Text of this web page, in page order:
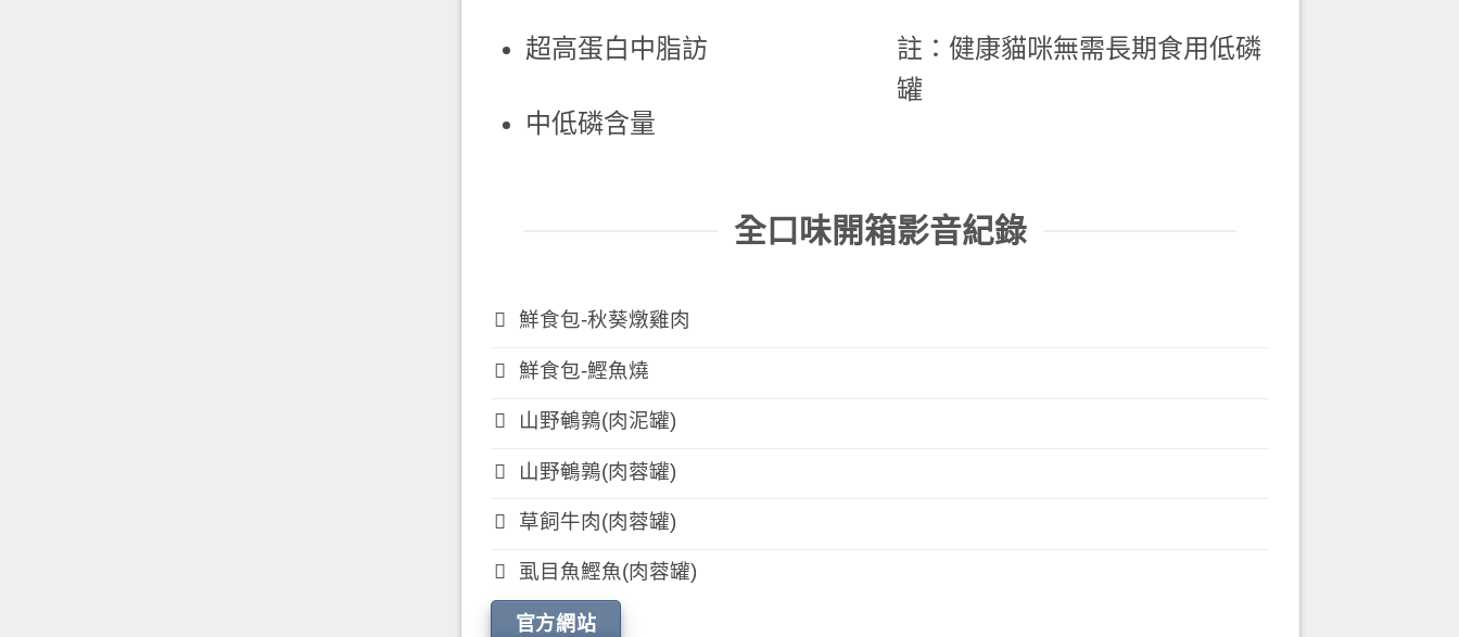
超高蛋白中脂訪
中低磷含量
註：健康貓咪無需長期食用低磷
罐
全口味開箱影音紀錄
鮮食包-秋葵燉雞肉
鮮食包-鰹魚燒
山野鵪鶉(肉泥罐)
山野鵪鶉(肉蓉罐)
草飼牛肉(肉蓉罐)
虱目魚鰹魚(肉蓉罐)
官方網站